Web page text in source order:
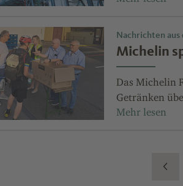
Nachrichten aus
Michelin
Das Michelin
Getränken